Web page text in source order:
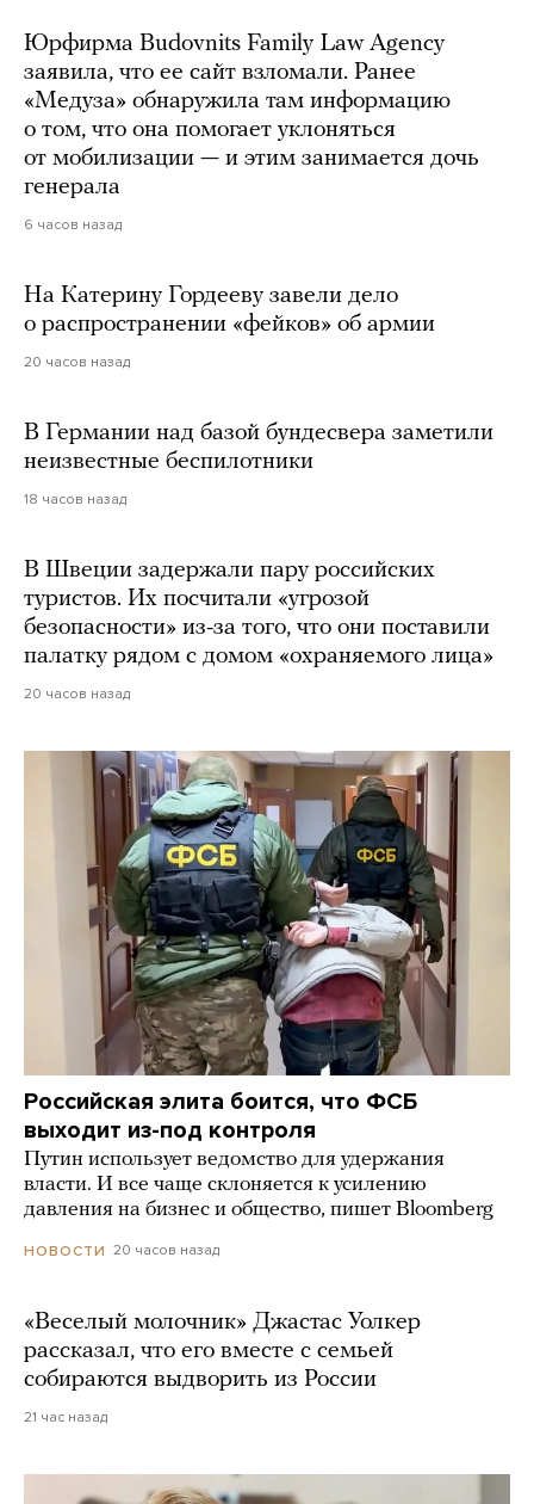
Юрфирма Budovnits Family Law Agency
заявила, что ее сайт взломали. Ранее
«Медуза» обнаружила там информацию
о том, что она помогает уклоняться
от мобилизации — и этим занимается дочь
генерала
6 часов назад
На Катерину Гордееву завели дело
о распространении «фейков» об армии
20 часов назад
В Германии над базой бундесвера заметили
неизвестные беспилотники
18 часов назад
В Швеции задержали пару российских
туристов. Их посчитали «угрозой
безопасности» из-за того, что они поставили
палатку рядом с домом «охраняемого лица»
20 часов назад
Российская элита боится, что ФСБ
выходит из-под контроля
Путин использует ведомство для удержания
власти. И все чаще склоняется к усилению
давления на бизнес и общество, пишет Bloomberg
НОВОСТИ 20 часов назад
«Веселый молочник» Джастас Уолкер
рассказал, что его вместе с семьей
собираются выдворить из России
21 час назад